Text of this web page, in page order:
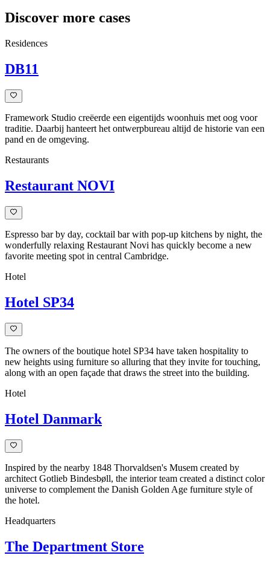
Discover more cases
Residences
DB11
Framework Studio creëerde een eigentijds woonhuis met oog voor
traditie. Daarbij hanteert het ontwerpbureau altijd de historie van een
pand en de omgeving.
Restaurants
Restaurant NOVI
Espresso bar by day, cocktail bar with pop-up kitchens by night, the
wonderfully relaxing Restaurant Novi has quickly become a new
favorite meeting spot in central Cambridge.
Hotel
Hotel SP34
The owners of the boutique hotel SP34 have taken hospitality to
new heights using furniture so alluring that they invite for touching,
along with an open façade that draws the street into the building.
Hotel
Hotel Danmark
Inspired by the nearby 1848 Thorvaldsen's Musem created by
architect Gotlieb Bindesbøll, the interior team created a distinct color
universe to complement the Danish Golden Age furniture style of
the hotel.
Headquarters
The Department Store